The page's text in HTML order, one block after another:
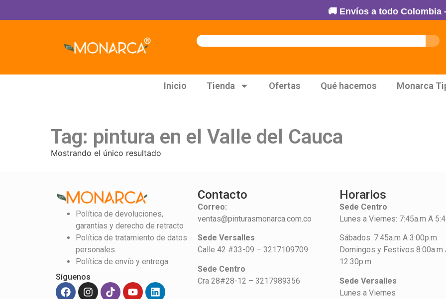
🚚 Envíos a todo Colombia -
Inicio Tienda Ofertas Qué hacemos Monarca
Tag: pintura en el Valle del Cauca
Mostrando el único resultado
Política de devoluciones,
garantías y derecho de retracto
Política de tratamiento de datos
personales.
Política de envío y entrega.
Síguenos
Contacto
Correo:
ventas@pinturasmonarca.com.co
Sede Versalles
Calle 42 #33-09 – 3217109709
Sede Centro
Cra 28#28-12 – 3217989356
Horarios
Sede Centro
Lunes a Viernes: 7:45a.m A
Sábados: 7:45a.m A 3:00p.m
Domingos y Festivos 8:00a.m
12:30p.m
Sede Versalles
Lunes a Viernes